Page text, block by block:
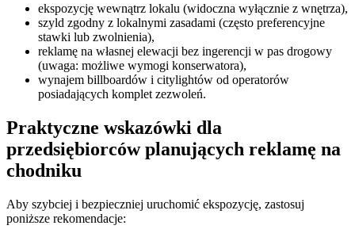
ekspozycję wewnątrz lokalu (widoczna wyłącznie z wnętrza),
szyld zgodny z lokalnymi zasadami (często preferencyjne
stawki lub zwolnienia),
reklamę na własnej elewacji bez ingerencji w pas drogowy
(uwaga: możliwe wymogi konserwatora),
wynajem billboardów i citylightów od operatorów
posiadających komplet zezwoleń.
Praktyczne wskazówki dla
przedsiębiorców planujących reklamę na
chodniku
Aby szybciej i bezpieczniej uruchomić ekspozycję, zastosuj
poniższe rekomendacje: